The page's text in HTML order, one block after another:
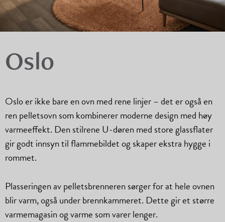
Oslo
Oslo er ikke bare en ovn med rene linjer – det er også en
ren pelletsovn som kombinerer moderne design med høy
varmeeffekt. Den stilrene U-døren med store glassflater
gir godt innsyn til flammebildet og skaper ekstra hygge i
rommet.
Plasseringen av pelletsbrenneren sørger for at hele ovnen
blir varm, også under brennkammeret. Dette gir et større
varmemagasin og varme som varer lenger.